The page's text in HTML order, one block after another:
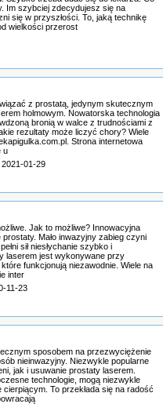
Im szybciej zdecydujesz się na
się w przyszłości. To, jaką technikę
wielkości przerost
z prostatą, jedynym skutecznym
holmowym. Nowatorska technologia
bronią w walce z trudnościami z
rezultaty może liczyć chory? Wiele
Strona internetowa
u
01-29
Jak to możliwe? Innowacyjna
Mało inwazyjny zabieg czyni
sił niesłychanie szybko i
laserem jest wykonywane przy
funkcjonują niezawodnie. Wiele na
inter
11-23
sposobem na przezwyciężenie
nieinwazyjny. Niezwykle popularne
jak i usuwanie prostaty laserem.
technologie, mogą niezwykle
To przekłada się na radość